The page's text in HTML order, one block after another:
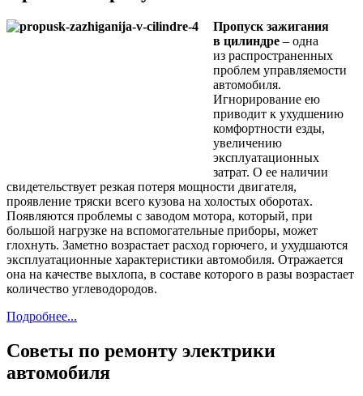
Пропуск зажигания
в цилиндре – одна
из распространенных
проблем управляемости
автомобиля.
Игнорирование ею
приводит к ухудшению
комфортности езды,
увеличению
эксплуатационных
затрат. О ее наличии
свидетельствует резкая потеря мощности двигателя,
проявление тряски всего кузова на холостых оборотах.
Появляются проблемы с заводом мотора, который, при
большой нагрузке на вспомогательные приборы, может
глохнуть. Заметно возрастает расход горючего, и ухудшаются
эксплуатационные характеристики автомобиля. Отражается
она на качестве выхлопа, в составе которого в разы возрастает
количество углеводородов.
Подробнее...
Советы по ремонту электрики
автомобиля